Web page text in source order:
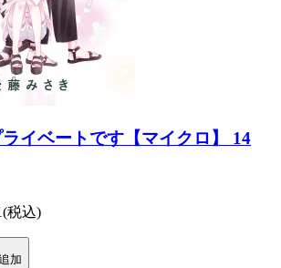
イベートです【マイクロ】 14
(税込)
加